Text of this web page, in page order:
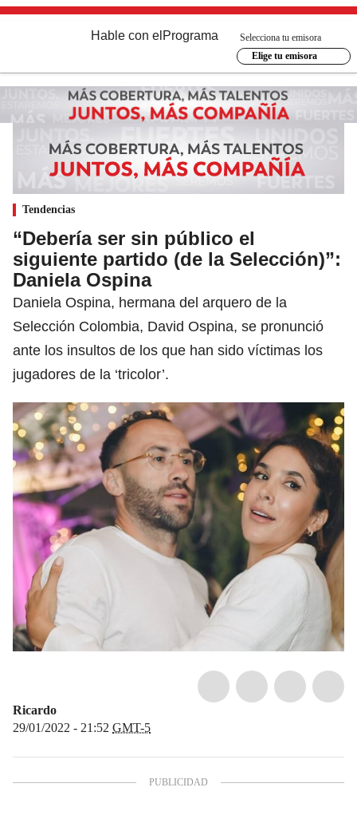
Hable con el Programa
Selecciona tu emisora
Elige tu emisora
Tendencias
“Debería ser sin público el
siguiente partido (de la Selección)”:
Daniela Ospina
Daniela Ospina, hermana del arquero de la
Selección Colombia, David Ospina, se pronunció
ante los insultos de los que han sido víctimas los
jugadores de la ‘tricolor’.
Ricardo
29/01/2022 - 21:52 GMT-5